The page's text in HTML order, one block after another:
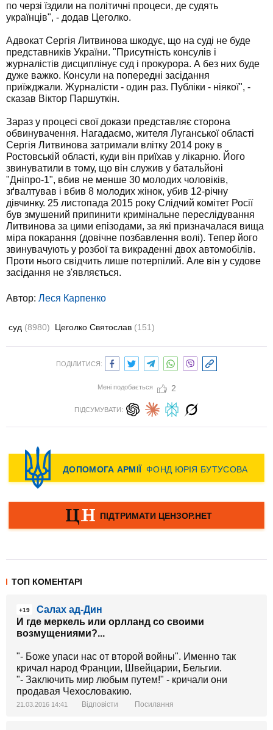
по черзі їздили на політичні процеси, де судять
українців", - додав Цеголко.
Адвокат Сергія Литвинова шкодує, що на суді не буде
представників України. "Присутність консулів і
журналістів дисциплінує суд і прокурора. А без них буде
дуже важко. Консули на попередні засідання
приїжджали. Журналісти - один раз. Публіки - ніякої", -
сказав Віктор Паршуткін.
Зараз у процесі свої докази представляє сторона
обвинувачення. Нагадаємо, жителя Луганської області
Сергія Литвинова затримали влітку 2014 року в
Ростовській області, куди він приїхав у лікарню. Його
звинуватили в тому, що він служив у батальйоні
"Дніпро-1", вбив не менше 30 молодих чоловіків,
зґвалтував і вбив 8 молодих жінок, убив 12-річну
дівчинку. 25 листопада 2015 року Слідчий комітет Росії
був змушений припинити кримінальне переслідування
Литвинова за цими епізодами, за які призначалася вища
міра покарання (довічне позбавлення волі). Тепер його
звинувачують у розбої та викраденні двох автомобілів.
Проти нього свідчить лише потерпілий. Але він у судове
засідання не з'являється.
Автор: Леся Карпенко
суд (8980) Цеголко Святослав (151)
ПОДІЛИТИСЯ:
Мені подобається 2
ПІДСУМУВАТИ:
ТОП КОМЕНТАРІ
+19
Салах ад-Дин
И где меркель или орлланд со своими
возмущениями?...
"- Боже упаси нас от второй войны". Именно так
кричал народ Франции, Швейцарии, Бельгии.
"- Заключить мир любым путем!" - кричали они
продавая Чехословакию.
21.03.2016 14:41 Відповісти Посилання